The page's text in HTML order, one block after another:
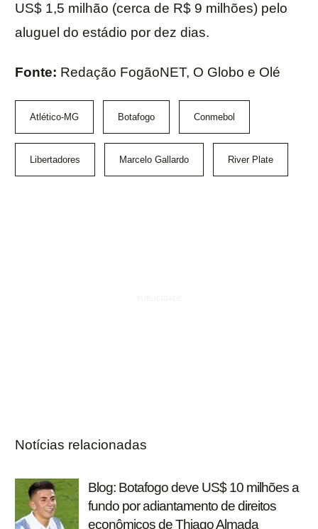
US$ 1,5 milhão (cerca de R$ 9 milhões) pelo
aluguel do estádio por dez dias.
Fonte: Redação FogãoNET, O Globo e Olé
Atlético-MG Botafogo Conmebol
Libertadores Marcelo Gallardo River Plate
Notícias relacionadas
Blog: Botafogo deve US$ 10 milhões a
fundo por adiantamento de direitos
econômicos de Thiago Almada